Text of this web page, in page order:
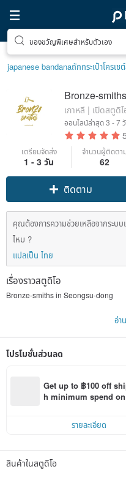
ของขวัญพิเศษสำหรับตัวเอง
japanese bandanaถักกระเป๋าโครเช
Bronze-smiths
เกาหลี | เปิดสตูดิ
ออนไลน์ล่าสุด3 - 7
เตรียมจัดส่ง
1 - 3 วัน
จำนวนผู้ติดตา
62
ติดตาม
คุณต้องการความช่วยเหลือจากระบ
ไหม ?
แปลเป็น ไทย
เรื่องราวสตูดิโอ
Bronze-smiths in Seongsu-dong
Seongsu-dong is located in Seoul,
And it has been a semi-industrial
Bronze-smiths has been dealing
we create an object that maintains
อ่า
โปรโมชั่นส่วนลด
Get up to ฿100 off
h minimum spend
รายละเอียด
สินค้าในสตูดิโอ